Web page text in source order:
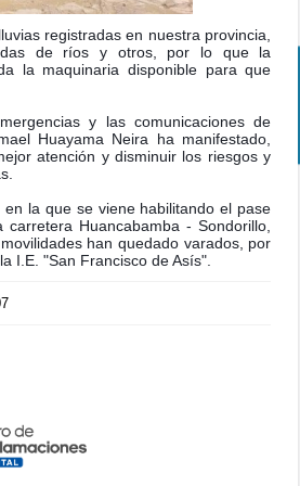
registradas en nuestra provincia,
de ríos y otros, por lo que la
la maquinaria disponible para que
y las comunicaciones de
Huayama Neira ha manifestado,
atención y disminuir los riesgos y
la que se viene habilitando el pase
Huancabamba - Sondorillo,
han quedado varados, por
I.E. "San Francisco de Asís".